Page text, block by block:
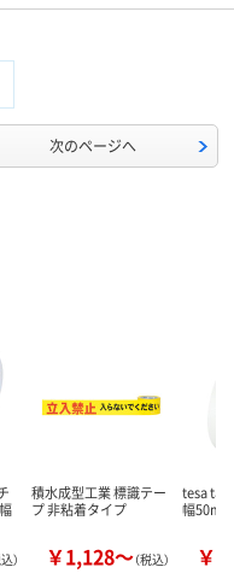
次のページへ
）
積水成型工業 標識テー
プ 非粘着タイプ
￥1,128～（税込）
tesa
幅
￥